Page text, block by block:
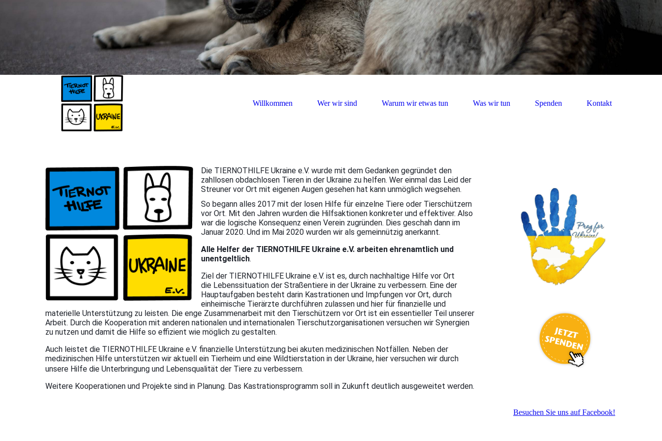
Willkommen Wer wir sind Warum wir etwas tun Was wir tun Spenden Kontakt
Die TIERNOTHILFE Ukraine e.V. wurde mit dem Gedanken gegründet den
zahllosen obdachlosen Tieren in der Ukraine zu helfen. Wer einmal das Leid der
Streuner vor Ort mit eigenen Augen gesehen hat kann unmöglich wegsehen.
So begann alles 2017 mit der losen Hilfe für einzelne Tiere oder Tierschützern
vor Ort. Mit den Jahren wurden die Hilfsaktionen konkreter und effektiver. Also
war die logische Konsequenz einen Verein zugründen. Dies geschah dann im
Januar 2020. Und im Mai 2020 wurden wir als gemeinnützig anerkannt.
Alle Helfer der TIERNOTHILFE Ukraine e.V. arbeiten ehrenamtlich und
unentgeltlich.
Ziel der TIERNOTHILFE Ukraine e.V. ist es, durch nachhaltige Hilfe vor Ort
die Lebenssituation der Straßentiere in der Ukraine zu verbessern. Eine der
Hauptaufgaben besteht darin Kastrationen und Impfungen vor Ort, durch
einheimische Tierärzte durchführen zulassen und hier für finanzielle und
materielle Unterstützung zu leisten. Die enge Zusammenarbeit mit den Tierschützern vor Ort ist ein essentieller Teil unserer
Arbeit. Durch die Kooperation mit anderen nationalen und internationalen Tierschutzorganisationen versuchen wir Synergien
zu nutzen und damit die Hilfe so effizient wie möglich zu gestalten.
Auch leistet die TIERNOTHILFE Ukraine e.V. finanzielle Unterstützung bei akuten medizinischen Notfällen. Neben der
medizinischen Hilfe unterstützen wir aktuell ein Tierheim und eine Wildtierstation in der Ukraine, hier versuchen wir durch
unsere Hilfe die Unterbringung und Lebensqualität der Tiere zu verbessern.
Weitere Kooperationen und Projekte sind in Planung. Das Kastrationsprogramm soll in Zukunft deutlich ausgeweitet werden.
Besuchen Sie uns auf Facebook!